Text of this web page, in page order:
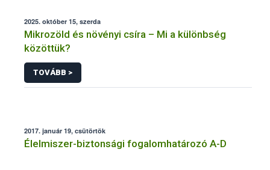
2025. október 15, szerda
Mikrozöld és növényi csíra – Mi a különbség
közöttük?
TOVÁBB >
2017. január 19, csütörtök
Élelmiszer-biztonsági fogalomhatározó A-D